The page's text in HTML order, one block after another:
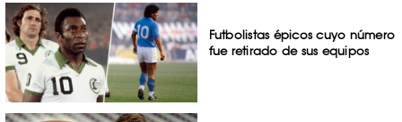
Futbolistas épicos cuyo número
fue retirado de sus equipos